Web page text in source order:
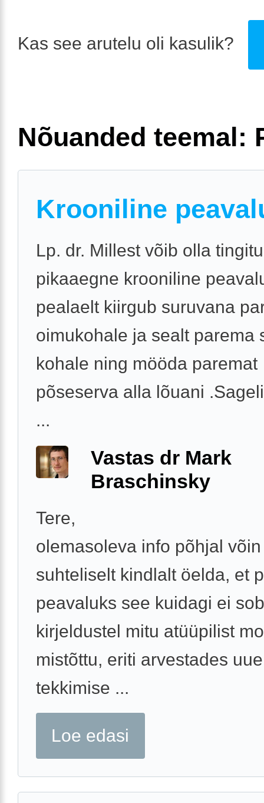
Kas see arutelu oli kasulik?
Nõuanded teemal:
Krooniline
Lp. dr. Millest võib olla
pikaaegne krooniline
pealaelt kiirgub suruvana
oimukohale ja sealt parema
kohale ning mööda paremat
põseserva alla lõuani
...
Vastas dr Mark
Braschinsky
Tere,
olemasoleva info põhjal võin
suhteliselt kindlalt öelda, et
peavaluks see kuidagi ei
kirjeldustel mitu atüüpilist
mistõttu, eriti arvestades
tekkimise ...
Loe edasi